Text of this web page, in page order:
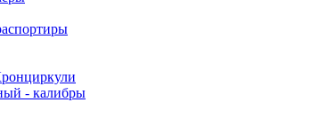
- калибры